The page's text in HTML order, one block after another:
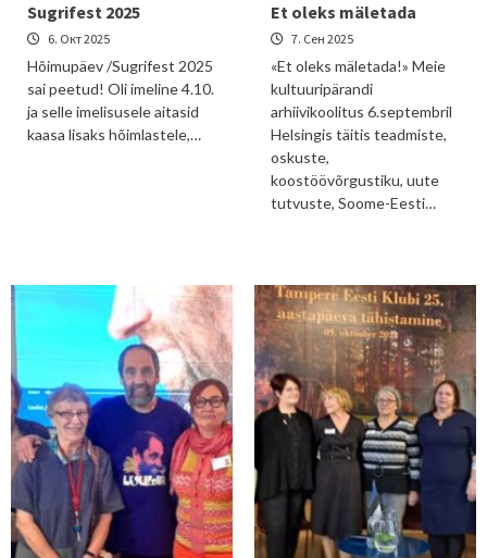
Sugrifest 2025
6. Окт 2025
Hõimupäev /Sugrifest 2025
sai peetud! Oli imeline 4.10.
ja selle imelisusele aitasid
kaasa lisaks hõimlastele,…
Et oleks mäletada
7. Сен 2025
«Et oleks mäletada!» Meie
kultuuripärandi
arhiivikoolitus 6.septembril
Helsingis täitis teadmiste,
oskuste,
koostöövõrgustiku, uute
tutvuste, Soome-Eesti…